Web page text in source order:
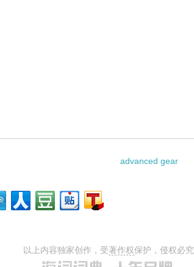
advanced gear
以上内容独家创作，受著作权保护，侵权必究